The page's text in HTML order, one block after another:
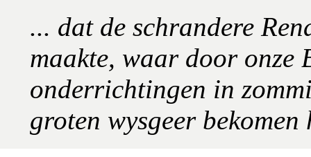
... dat de schrandere
maakte, waar door onze
onderrichtingen in
groten wysgeer bekomen